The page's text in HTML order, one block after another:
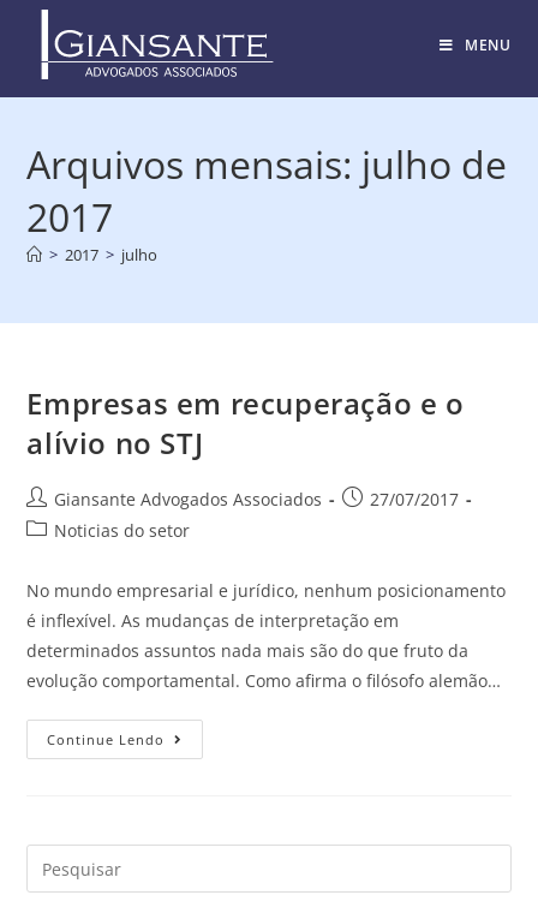
MENU
Arquivos mensais: julho de
2017
> 2017 > julho
Empresas em recuperação e o
alívio no STJ
Giansante Advogados Associados
27/07/2017
Noticias do setor
No mundo empresarial e jurídico, nenhum posicionamento
é inflexível. As mudanças de interpretação em
determinados assuntos nada mais são do que fruto da
evolução comportamental. Como afirma o filósofo alemão…
Continue Lendo